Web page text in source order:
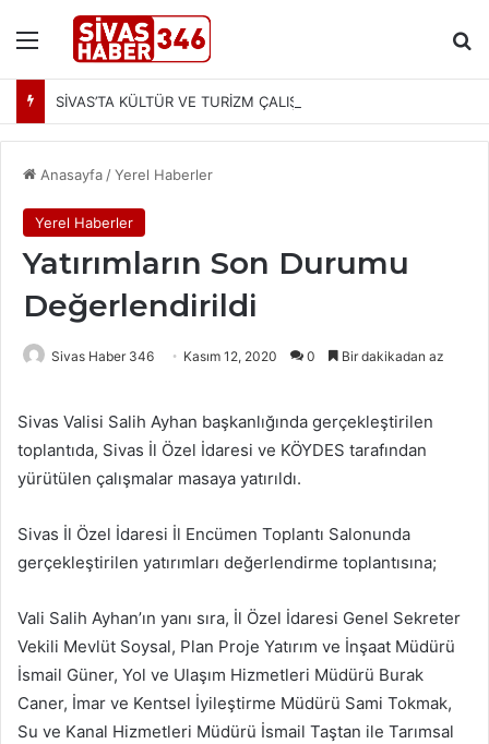
Menü
Anasayfa /Yerel Haberler
Yerel Haberler
Yatırımların Son Durumu
Değerlendirildi
Sivas Haber 346 Kasım 12, 2020 0 Bir dakikadan az
Sivas Valisi Salih Ayhan başkanlığında gerçekleştirilen
toplantıda, Sivas İl Özel İdaresi ve KÖYDES tarafından
yürütülen çalışmalar masaya yatırıldı.
Sivas İl Özel İdaresi İl Encümen Toplantı Salonunda
gerçekleştirilen yatırımları değerlendirme toplantısına;
Vali Salih Ayhan’ın yanı sıra, İl Özel İdaresi Genel Sekreter
Vekili Mevlüt Soysal, Plan Proje Yatırım ve İnşaat Müdürü
İsmail Güner, Yol ve Ulaşım Hizmetleri Müdürü Burak
Caner, İmar ve Kentsel İyileştirme Müdürü Sami Tokmak,
Su ve Kanal Hizmetleri Müdürü İsmail Taştan ile Tarımsal